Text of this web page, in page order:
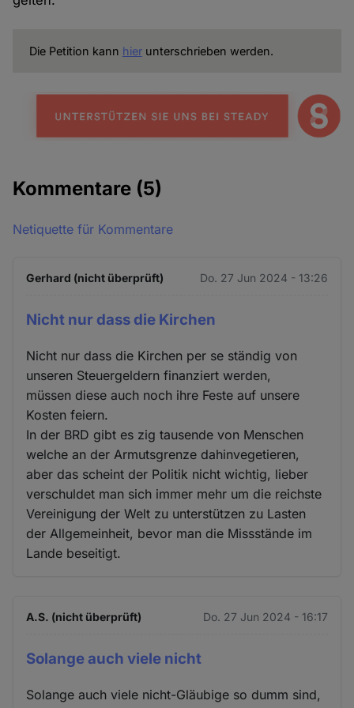
Die Petition kann hierunterschrieben werden.
Kommentare (5)
Netiquette für Kommentare
Gerhard (nicht überprüft) Do. 27 Jun 2024 - 13:26
Nicht nur dass die Kirchen
Nicht nur dass die Kirchen per se ständig von
unseren Steuergeldern finanziert werden,
müssen diese auch noch ihre Feste auf unsere
Kosten feiern.
In der BRD gibt es zig tausende von Menschen
welche an der Armutsgrenze dahinvegetieren,
aber das scheint der Politik nicht wichtig, lieber
verschuldet man sich immer mehr um die reichste
Vereinigung der Welt zu unterstützen zu Lasten
der Allgemeinheit, bevor man die Missstände im
Lande beseitigt.
A.S. (nicht überprüft) Do. 27 Jun 2024 - 16:17
Solange auch viele nicht
Solange auch viele nicht-Gläubige so dumm sind,
und